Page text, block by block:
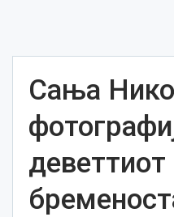
Сања